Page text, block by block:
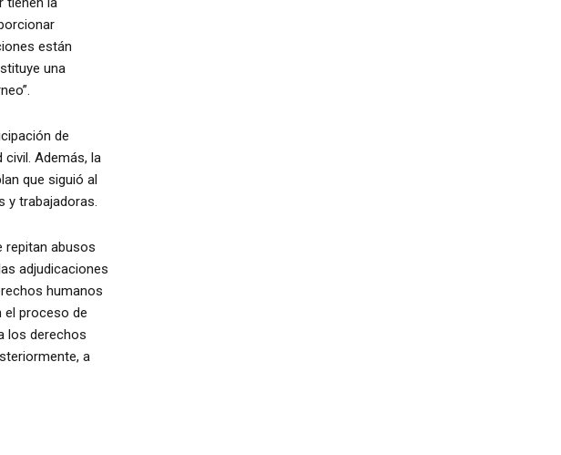
están
una
de
Además, la
que siguió al
y trabajadoras.
repitan abusos
adjudicaciones
humanos
el proceso de
los derechos
a